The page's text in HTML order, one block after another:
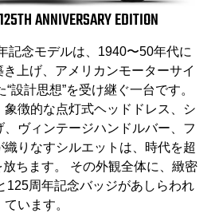
ANNIVERSARY EDITION
記念モデルは、1940〜50年代に
き上げ、アメリカンモーターサイ
設計思想”を受け継ぐ一台です。
徴的な点灯式ヘッドドレス、シ
、ヴィンテージハンドルバー、フ
織りなすシルエットは、時代を超
ちます。 その外観全体に、緻密
125周年記念バッジがあしらわれ
ています。